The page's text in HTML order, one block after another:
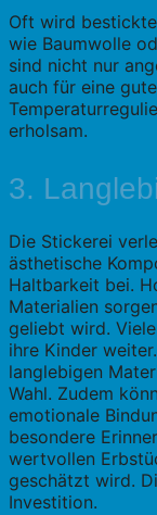
Oft wird
wie Baumwolle
sind nicht nur
auch für eine
erholsam.
3.
Die Stickerei
ästhetische
Haltbarkeit bei.
Materialien
geliebt wird.
ihre Kinder
langlebigen
Wahl. Zudem
emotionale
besondere
wertvollen
geschätzt wird.
Investition.